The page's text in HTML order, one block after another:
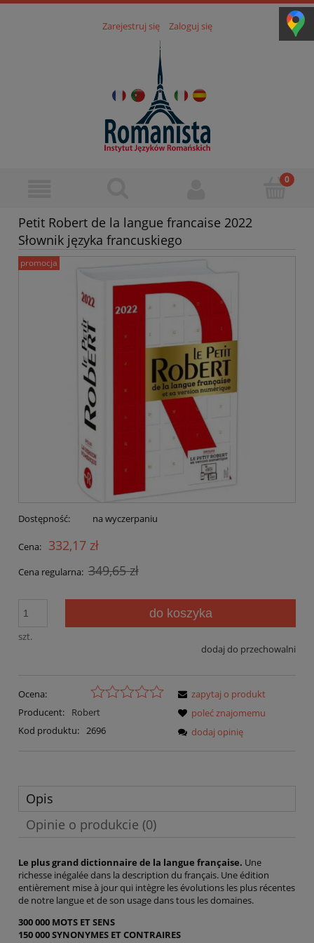
Zarejestruj się Zaloguj się
Petit Robert de la langue francaise 2022
Słownik języka francuskiego
promocja
Dostępność: na wyczerpaniu
Cena: 332,17 zł
Cena regularna: 349,65 zł
szt.
do koszyka
dodaj do przechowalni
Ocena:
Producent:
Robert
Kod produktu: 2696
zapytaj o produkt
poleć znajomemu
dodaj opinię
Opis
Opinie o produkcie (0)
Le plus grand dictionnaire de la langue française. Une
richesse inégalée dans la description du français. Une édition
entièrement mise à jour qui intègre les évolutions les plus récentes
de notre langue et de son usage dans tous les domaines.
300 000 MOTS ET SENS
150 000 SYNONYMES ET CONTRAIRES